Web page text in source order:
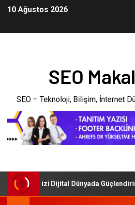
10 Ağustos 2026
SEO
SEO – Teknoloji, Bilişim, İnternet
İşletmenizi Dijital Dünyada Güçlendirin